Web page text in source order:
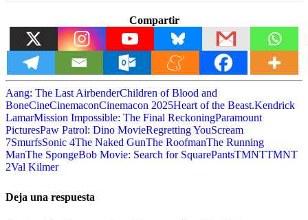
Compartir
Aang: The Last AirbenderChildren of Blood and
BoneCineCinemaconCinemacon 2025Heart of the Beast.Kendrick
LamarMission Impossible: The Final ReckoningParamount
PicturesPaw Patrol: Dino MovieRegretting YouScream
7SmurfsSonic 4The Naked GunThe RoofmanThe Running
ManThe SpongeBob Movie: Search for SquarePantsTMNTTMNT
2Val Kilmer
Deja una respuesta